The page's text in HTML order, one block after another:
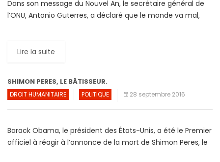
Dans son message du Nouvel An, le secrétaire général de
l’ONU, Antonio Guterres, a déclaré que le monde va mal,
Lire la suite
SHIMON PERES, LE BÂTISSEUR.
DROIT HUMANITAIRE POLITIQUE 28 septembre 2016
Barack Obama, le président des États-Unis, a été le Premier
officiel à réagir à l’annonce de la mort de Shimon Peres, le